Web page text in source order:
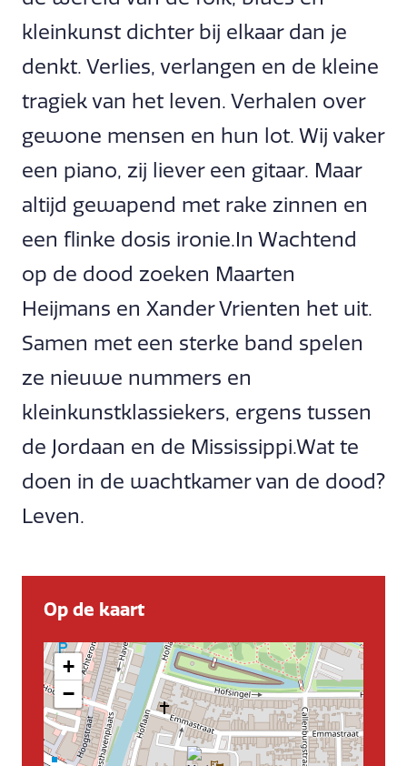
kleinkunst dichter bij elkaar dan je
denkt. Verlies, verlangen en de kleine
tragiek van het leven. Verhalen over
gewone mensen en hun lot. Wij vaker
een piano, zij liever een gitaar. Maar
altijd gewapend met rake zinnen en
een flinke dosis ironie.In Wachtend
op de dood zoeken Maarten
Heijmans en Xander Vrienten het uit.
Samen met een sterke band spelen
ze nieuwe nummers en
kleinkunstklassiekers, ergens tussen
de Jordaan en de Mississippi.Wat te
doen in de wachtkamer van de dood?
Leven.
Op de kaart
+
−